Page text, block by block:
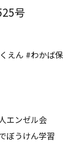
号
えん #わかば保
エンゼル会
ぼうけん学習